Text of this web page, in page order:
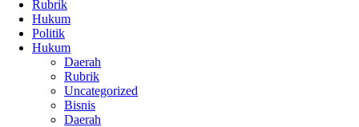
Rubrik
Hukum
Politik
Hukum
Daerah
Rubrik
Uncategorized
Bisnis
Daerah